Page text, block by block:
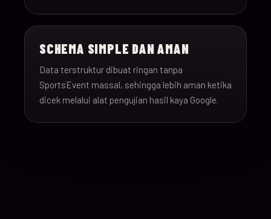
SCHEMA SIMPLE DAN AMAN
Data terstruktur dibuat ringan tanpa
SportsEvent massal, sehingga lebih aman ketika
dicek melalui alat pengujian hasil kaya Google.